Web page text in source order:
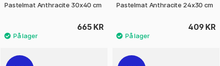
Pastelmat Anthracite 30x40 cm
665 KR
Pastelmat Anthracite 24x30 cm
409 KR